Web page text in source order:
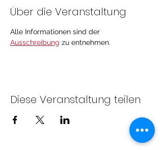
Über die Veranstaltung
Alle Informationen sind der
Ausschreibung zu entnehmen.
Diese Veranstaltung teilen